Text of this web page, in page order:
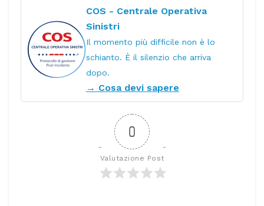
COS - Centrale Operativa
Sinistri
Il momento più difficile non è lo
schianto. È il silenzio che arriva
dopo.
→ Cosa devi sapere
0
Valutazione Post